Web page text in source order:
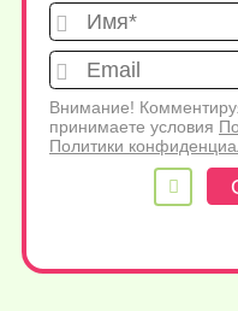
Внимание!
принимаете условия
Политики